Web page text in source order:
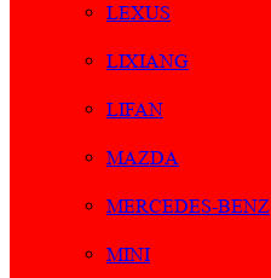
LEXUS
LIXIANG
LIFAN
MAZDA
MERCEDES-BENZ
MINI